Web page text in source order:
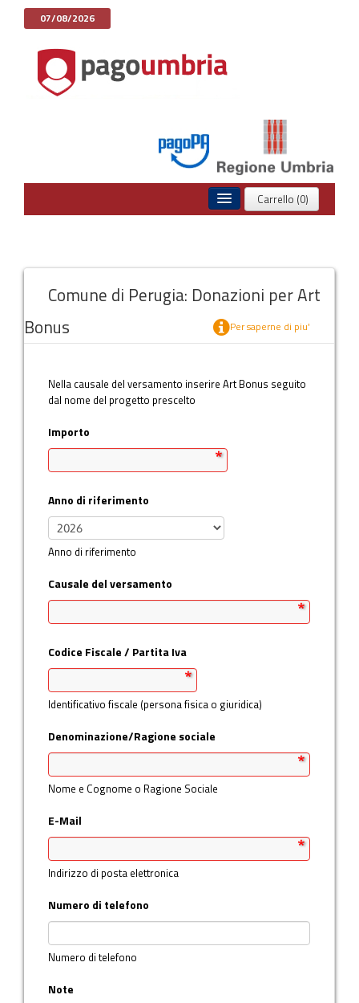
07/08/2026
Carrello (0)
Posizione Debitoria
Storico Pagamenti
Informativa sui Cookie
Comune di Perugia: Donazioni per Art
Bonus
Per saperne di piu'
Nella causale del versamento inserire Art Bonus seguito
dal nome del progetto prescelto
Importo
Anno di riferimento
Anno di riferimento
Causale del versamento
Codice Fiscale / Partita Iva
Identificativo fiscale (persona fisica o giuridica)
Denominazione/Ragione sociale
Nome e Cognome o Ragione Sociale
E-Mail
Indirizzo di posta elettronica
Numero di telefono
Numero di telefono
Note